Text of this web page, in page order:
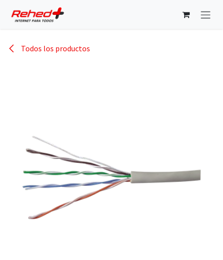
Todos los productos